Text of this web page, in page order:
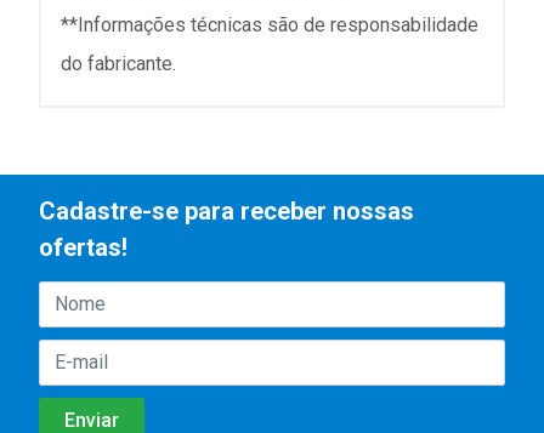
**Informações técnicas são de responsabilidade
do fabricante.
Cadastre-se para receber nossas
ofertas!